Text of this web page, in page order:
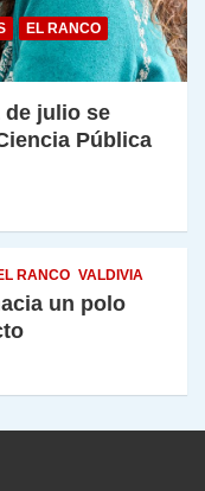
EL RANCO
de julio se
Pública
RANCO VALDIVIA
un polo